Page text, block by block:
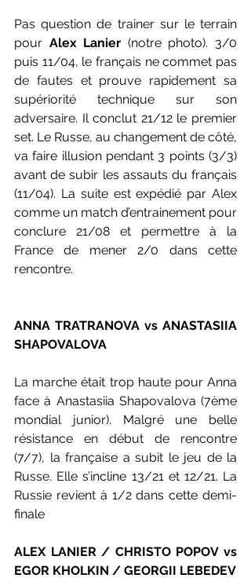
Pas question de trainer sur le terrain
pour Alex Lanier (notre photo). 3/0
puis 11/04, le français ne commet pas
de fautes et prouve rapidement sa
supériorité technique sur son
adversaire. Il conclut 21/12 le premier
set. Le Russe, au changement de côté,
va faire illusion pendant 3 points (3/3)
avant de subir les assauts du français
(11/04). La suite est expédié par Alex
comme un match d’entrainement pour
conclure 21/08 et permettre à la
France de mener 2/0 dans cette
rencontre.
ANNA TRATRANOVA vs ANASTASIIA
SHAPOVALOVA
La marche était trop haute pour Anna
face à Anastasiia Shapovalova (7ème
mondial junior). Malgré une belle
résistance en début de rencontre
(7/7), la française a subit le jeu de la
Russe. Elle s’incline 13/21 et 12/21. La
Russie revient à 1/2 dans cette demi-
finale
ALEX LANIER / CHRISTO POPOV vs
EGOR KHOLKIN / GEORGII LEBEDEV